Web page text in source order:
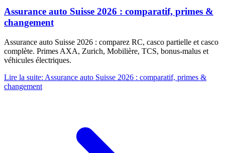
Assurance auto Suisse 2026 : comparatif, primes &
changement
Assurance auto Suisse 2026 : comparez RC, casco partielle et casco
complète. Primes AXA, Zurich, Mobilière, TCS, bonus-malus et
véhicules électriques.
Lire la suite: Assurance auto Suisse 2026 : comparatif, primes &
changement